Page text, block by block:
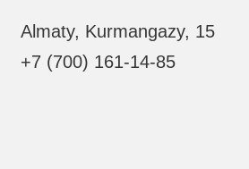
Almaty, Kurmangazy, 15
+7 (700) 161-14-85